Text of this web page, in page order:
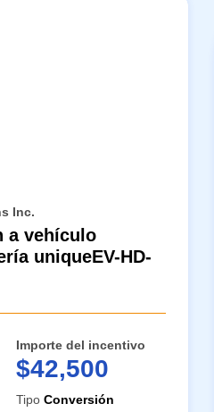
Inc.
a vehículo
uniqueEV-HD-
Importe del incentivo
$42,500
Tipo Conversión